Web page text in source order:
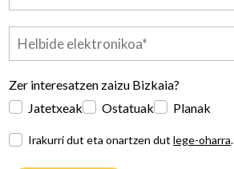
Zer interesatzen zaizu Bizkaia?
Jatetxeak
Ostatuak Planak
Irakurri dut eta onartzen dutlege-oharra.